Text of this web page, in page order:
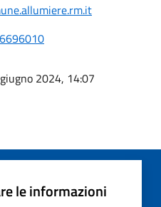
2024, 14:07
le informazioni